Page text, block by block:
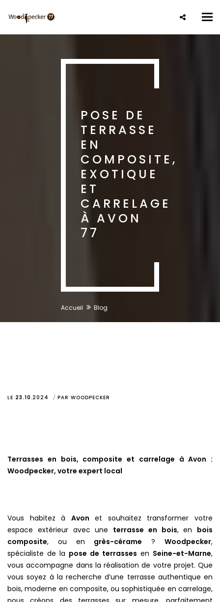
contenu
POSE DE
TERRASSE
EN
COMPOSITE,
EXOTIQUE
ET
CARRELAGE
À AVON
77
Accueil Blog
LE 23.10 .2024 PAR WOODPECKER
Terrasses en bois, composite et carrelage à Avon :
Woodpecker, votre expert local
Vous habitez à Avon et souhaitez transformer votre
espace extérieur avec une terrasse en bois, en bois
composite, ou en grès-cérame ?Woodpecker,
spécialiste de la pose de terrasses en Seine-et-Marne,
vous accompagne dans la réalisation de votre projet. Que
vous soyez à la recherche d’une terrasse authentique en
bois, moderne en composite, ou sophistiquée en carrelage,